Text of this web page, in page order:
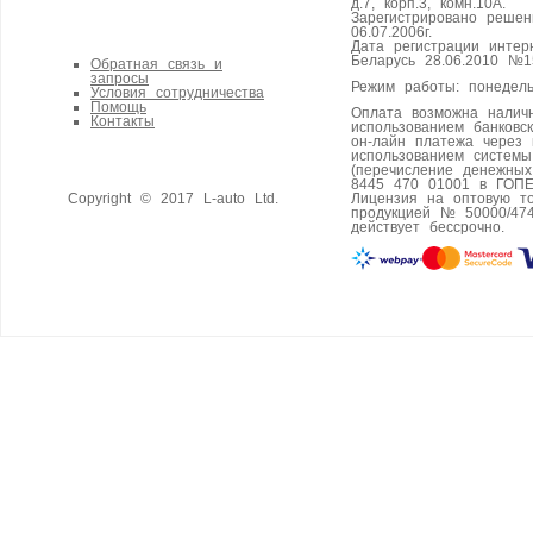
Обратная связь и
запросы
Условия сотрудничества
Помощь
Контакты
Copyright © 2017 L-auto Ltd.
д.7, корп.3, комн.10А.
Зарегистрировано
06.07.2006г.
Дата регистрации
Беларусь 28.06.2010
Режим работы:
Оплата возможна
использованием
он-лайн платежа через
использованием
(перечисление
8445 470 01001 в
Лицензия на оптовую
продукцией № 50000/
действует бессрочно.